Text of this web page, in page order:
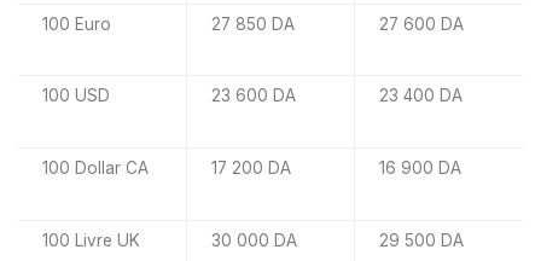
100 Euro 27 850 DA 27 600 DA
100 USD 23 600 DA 23 400 DA
100 Dollar CA 17 200 DA 16 900 DA
100 Livre UK 30 000 DA 29 500 DA